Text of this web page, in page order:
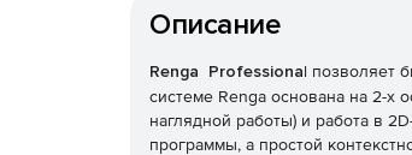
Описание
Renga Professional позволяет
системе Renga основана на 2-х
наглядной работы) и работа в
программы, а простой